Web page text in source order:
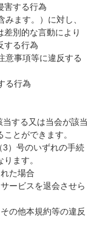
害する行為
みます。）に対し、
別的な言動により
する行為
意事項等に違反する
る行為
する又は当会が該当
とができます。
3）号のいずれの手続
ます。
た場合
ービスを退会させら
の他本規約等の違反